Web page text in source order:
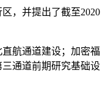
，并提出了截至2020
航通道建设；加密福
通道前期研究基础设